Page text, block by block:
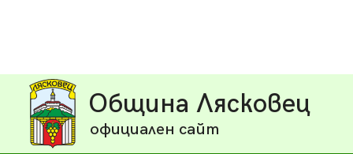
Община Лясковец
официален сайт